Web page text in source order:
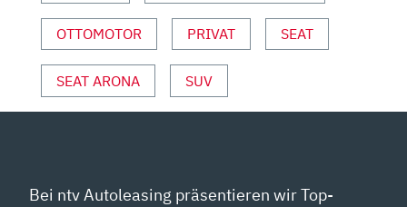
UND
SPORT“
VON
YOUTUBE
OTTOMOTOR PRIVAT SEAT
SEAT ARONA SUV
Bei ntv Autoleasing präsentieren wir Top-